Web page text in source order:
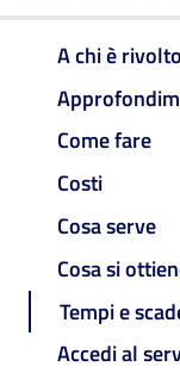
A chi è rivolto
Come fare
Costi
Cosa serve
Cosa si
Tempi e
Accedi al